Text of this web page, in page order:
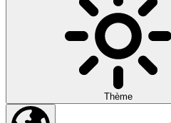
Thème